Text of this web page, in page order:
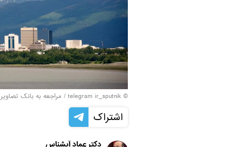
© telegram ir_sputnik
/ مراجعه به بانک تصاویر
اشتراک